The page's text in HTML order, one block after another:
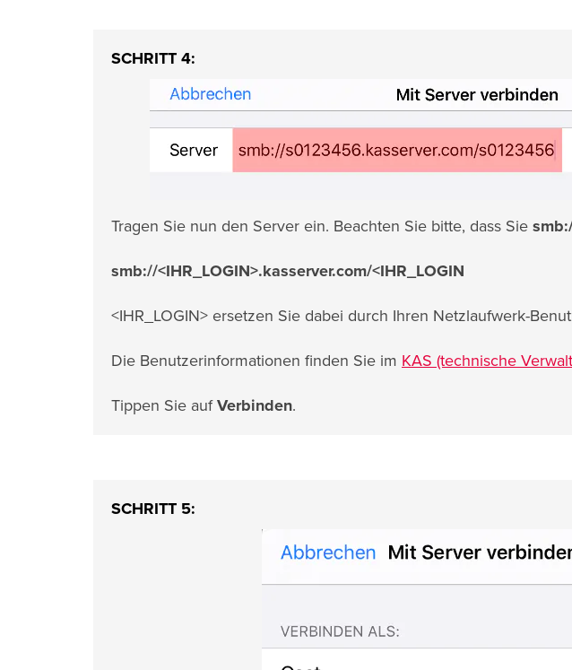
SCHRITT 4:
Tragen Sie nun den Server ein. Beachten Sie bitte, dass Sie
smb://<IHR_LOGIN>.kasserver.com/<IHR_LOGIN
<IHR_LOGIN> ersetzen Sie dabei durch Ihren Netzlaufwerk-
Die Benutzerinformationen finden Sie im KAS (technische
Tippen Sie aufVerbinden.
SCHRITT 5: